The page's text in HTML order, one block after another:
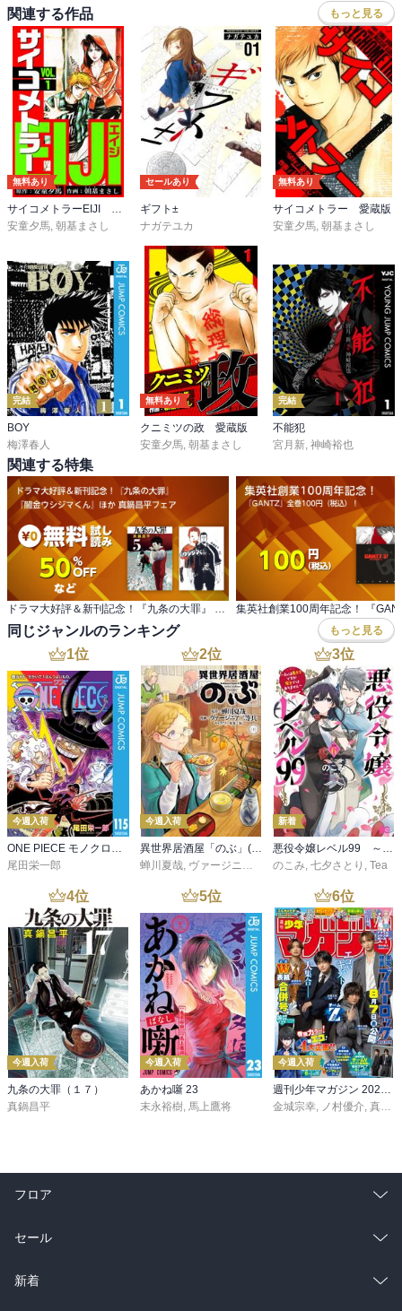
---
邪鬼使い：
邪鬼を操る鬼。
太郎の脳みそを揉んで勃起したりする。
太郎：
デカい邪鬼の本名。
顔面をパックリと割られても死なない。
脳漿が存在しない。
目が潰されても舌のセンサーで位置を把握してるのかと思ったら、
また、腹にも女性器型の口があって目と舌もある（『真・女神転
生』のアバドン）。
関連する作品 もっと見る
無料あり
安童夕馬 朝基まさし
セールあり
ギフト±
ナガテユカ
無料あり
サイコメトラー 愛蔵版
安童夕馬 朝基まさし
完結
BOY
梅澤春人
無料あり
クニミツの政 愛蔵版
安童夕馬, 朝基まさし
完結
不能犯
宮月新, 神崎裕也
関連する特集
ドラマ大好評＆新刊記念！『九条の大罪』 『闇金ウシジマくん』ほか 真鍋昌平フェア
同じジャンルのランキング もっと見る
1位
今週入荷
尾田栄一郎
2位
今週入荷
蝉川夏哉 ヴァージニア二等兵 ,転
3位
新着
のこみ 七夕さとり Tea
4位
今週入荷
九条の大罪（１７）
真鍋昌平
5位
今週入荷
あかね噺 23
末永裕樹, 馬上鷹将
6位
今週入荷
週刊少年マガジン 2026年36・37号[2026年8月5日発売]
金城宗幸, ノ村優介, 真島ヒロ
フロア
総合
ラノベ
セール
総合
新着